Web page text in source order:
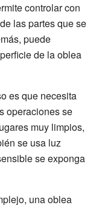
controlar con
las partes que se
puede
de la oblea
es que necesita
operaciones se
muy limpios,
se usa luz
se exponga
una oblea